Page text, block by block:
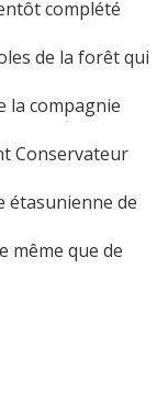
complété
de la forêt qui
la compagnie
Conservateur
étasunienne de
même que de